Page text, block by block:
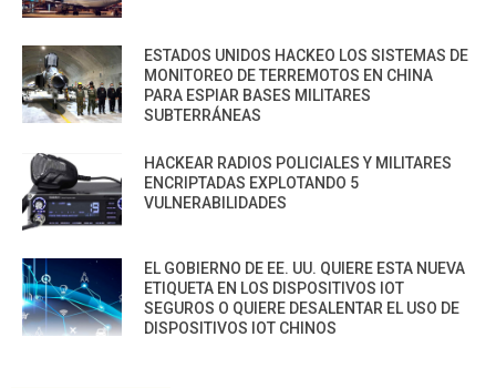
ESTADOS UNIDOS HACKEO LOS SISTEMAS DE
MONITOREO DE TERREMOTOS EN CHINA
PARA ESPIAR BASES MILITARES
SUBTERRÁNEAS
HACKEAR RADIOS POLICIALES Y MILITARES
ENCRIPTADAS EXPLOTANDO 5
VULNERABILIDADES
EL GOBIERNO DE EE. UU. QUIERE ESTA NUEVA
ETIQUETA EN LOS DISPOSITIVOS IOT
SEGUROS O QUIERE DESALENTAR EL USO DE
DISPOSITIVOS IOT CHINOS